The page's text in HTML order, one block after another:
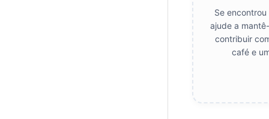
Se
ajude a
contribuir
café e